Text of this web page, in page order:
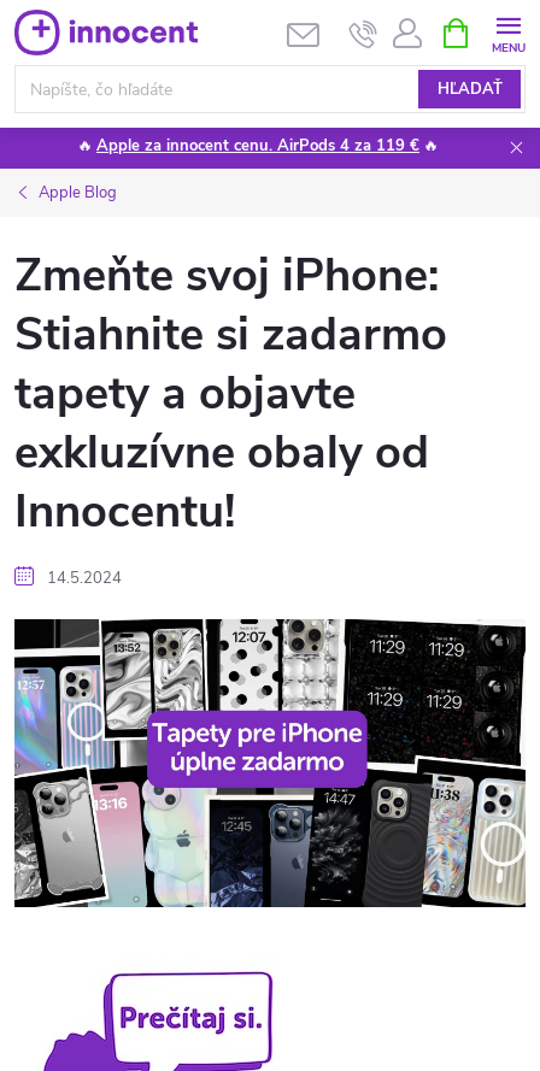
Prejsť
na
obsah
HĽADAŤ
KOŠÍK
🔥 Apple za innocent cenu. AirPods 4 za 119 € 🔥
Apple Blog
Zmeňte svoj iPhone:
Stiahnite si zadarmo
tapety a objavte
exkluzívne obaly od
Innocentu!
14.5.2024